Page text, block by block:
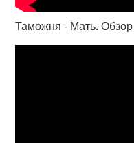
Таможня - Мать.